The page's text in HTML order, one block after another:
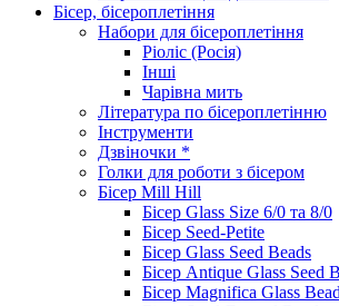
Бісер, бісероплетіння
Набори для бісероплетіння
Ріоліс (Росія)
Інші
Чарівна мить
Література по бісероплетінню
Інструменти
Дзвіночки *
Голки для роботи з бісером
Бісер Mill Hill
Бісер Glass Size 6/0 та 8/0
Бісер Seed-Petite
Бісер Glass Seed Beads
Бісер Antique Glass Seed
Бісер Magnifica Glass